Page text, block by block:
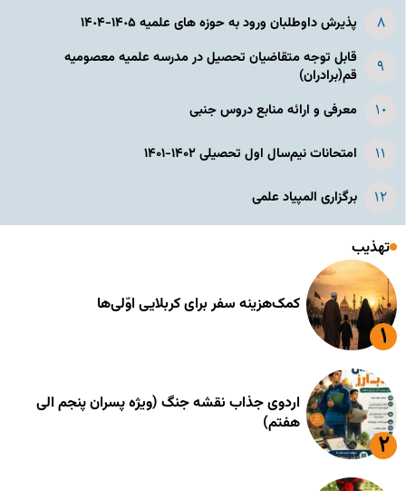
پذیرش داوطلبان ورود به حوزه های علمیه ١۴٠۵-١۴٠۴
قابل توجه متقاضیان تحصیل در مدرسه علمیه معصومیه
قم(برادران)
معرفی و ارائه منابع دروس جنبی
امتحانات نیم‌سال اول تحصیلی ۱۴۰۲-۱۴۰۱
برگزاری المپیاد علمی
تهذیب
کمک‌هزینه سفر برای کربلایی اوّلی‌ها
اردوی جذاب نقشه جنگ (ویژه پسران پنجم الی
هفتم)